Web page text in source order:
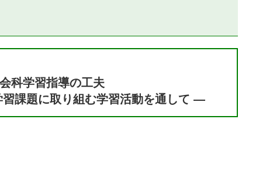
科学習指導の工夫
課題に取り組む学習活動を通して ―